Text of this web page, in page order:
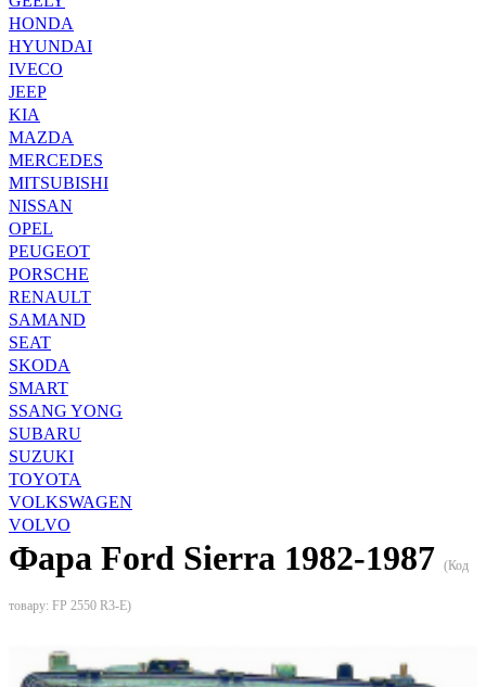
HONDA
HYUNDAI
IVECO
JEEP
KIA
MAZDA
MERCEDES
MITSUBISHI
NISSAN
OPEL
PEUGEOT
PORSCHE
RENAULT
SAMAND
SEAT
SKODA
SMART
SSANG YONG
SUBARU
SUZUKI
TOYOTA
VOLKSWAGEN
VOLVO
Фара Ford Sierra 1982-1987 (Код
товару: FP 2550 R3-E)